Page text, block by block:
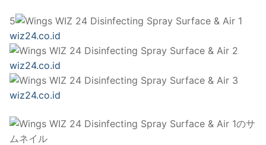
5
wiz24.co.id
wiz24.co.id
wiz24.co.id